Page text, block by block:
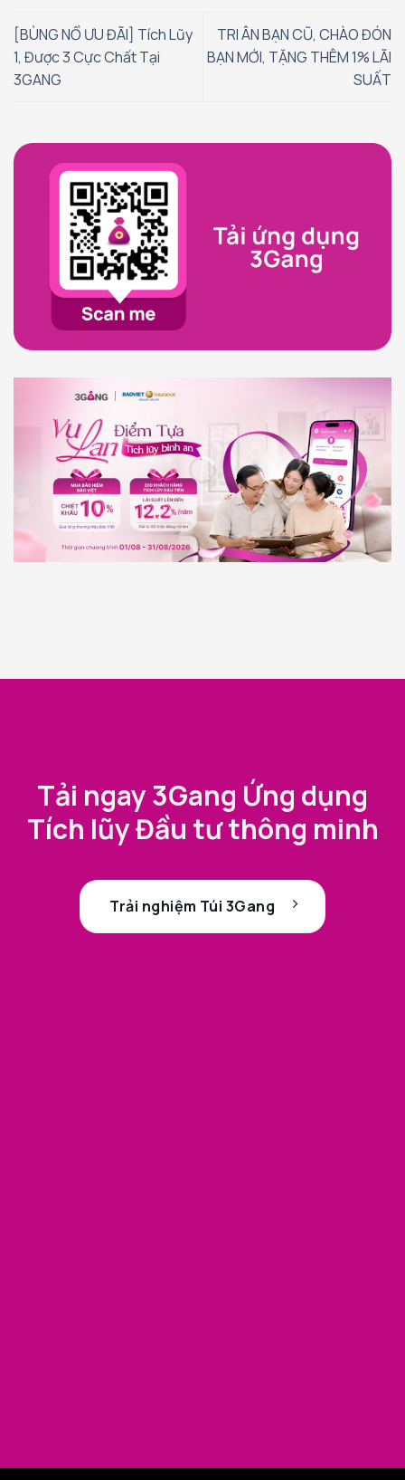
[BÙNG NỔ ƯU ĐÃI] Tích Lũy
1, Được 3 Cực Chất Tại
3GANG
TRI ÂN BẠN CŨ, CHÀO ĐÓN
BẠN MỚI, TẶNG THÊM 1% LÃI
SUẤT
Tải ngay 3Gang Ứng dụng
Tích lũy Đầu tư thông minh
Trải nghiệm Túi 3Gang